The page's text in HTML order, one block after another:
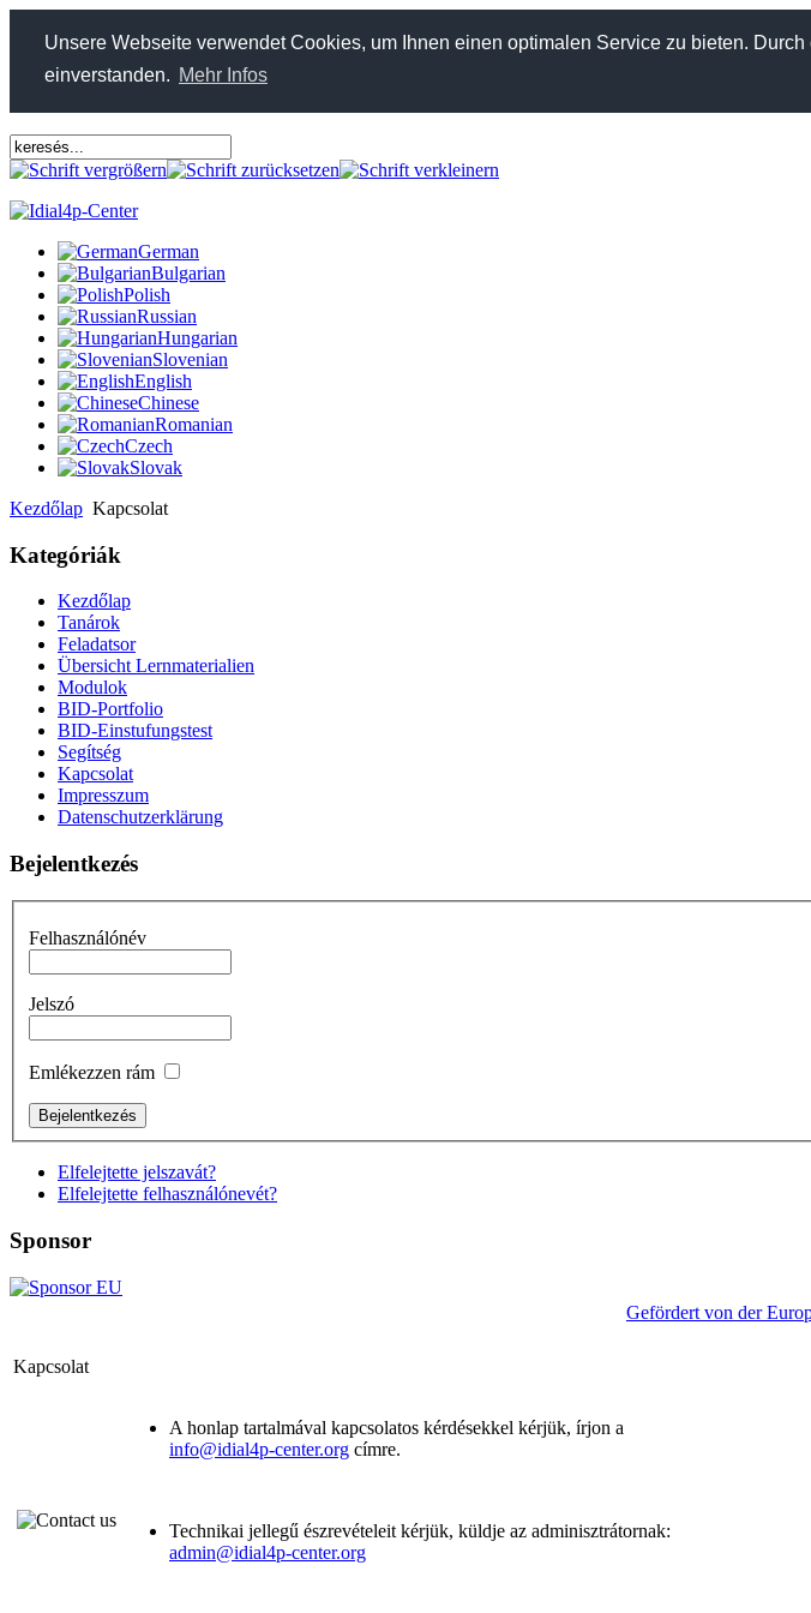
Unsere Webseite verwendet Cookies, um Ihnen einen optimalen Service zu bieten.
einverstanden. Mehr Infos
German
Bulgarian
Polish
Russian
Hungarian
Slovenian
English
Chinese
Romanian
Czech
Slovak
Kezdőlap Kapcsolat
Kategóriák
Kezdőlap
Tanárok
Feladatsor
Übersicht Lernmaterialien
Modulok
BID-Portfolio
BID-Einstufungstest
Segítség
Kapcsolat
Impresszum
Datenschutzerklärung
Bejelentkezés
Felhasználónév
Jelszó
Emlékezzen rám
Elfelejtette jelszavát?
Elfelejtette felhasználónevét?
Sponsor
Gefördert von der
Kapcsolat
A honlap tartalmával kapcsolatos kérdésekkel kérjük, írjon a
info@idial4p-center.org címre.
Technikai jellegű észrevételeit kérjük, küldje az adminisztrátornak:
admin@idial4p-center.org